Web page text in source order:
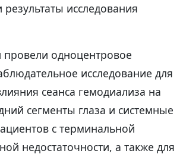
исследования
провели одноцентровое
исследование для
сеанса гемодиализа на
сегменты глаза и системные
с терминальной
недостаточности, а также для